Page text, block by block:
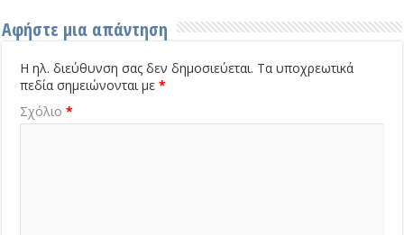
Αφήστε μια απάντηση
Η ηλ. διεύθυνση σας δεν δημοσιεύεται. Τα υποχρεωτικά
πεδία σημειώνονται με*
Σχόλιο*